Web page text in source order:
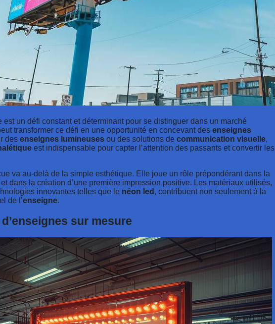
un défi constant et déterminant pour se distinguer dans un marché
transformer ce défi en une opportunité en concevant des enseignes
des enseignes lumineuses ou des solutions de communication visuelle,
est indispensable pour capter l’attention des passants et convertir les
va au-delà de la simple esthétique. Elle joue un rôle prépondérant dans la
dans la création d’une première impression positive. Les matériaux utilisés,
innovantes telles que le néon led , contribuent non seulement à la
de l’enseigne.
sur mesure